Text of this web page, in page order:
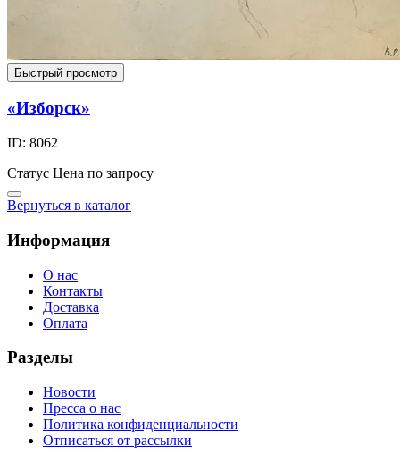
Быстрый просмотр
«Изборск»
ID: 8062
Статус Цена по запросу
Вернуться в каталог
Информация
О нас
Контакты
Доставка
Оплата
Разделы
Новости
Пресса о нас
Политика конфиденциальности
Отписаться от рассылки